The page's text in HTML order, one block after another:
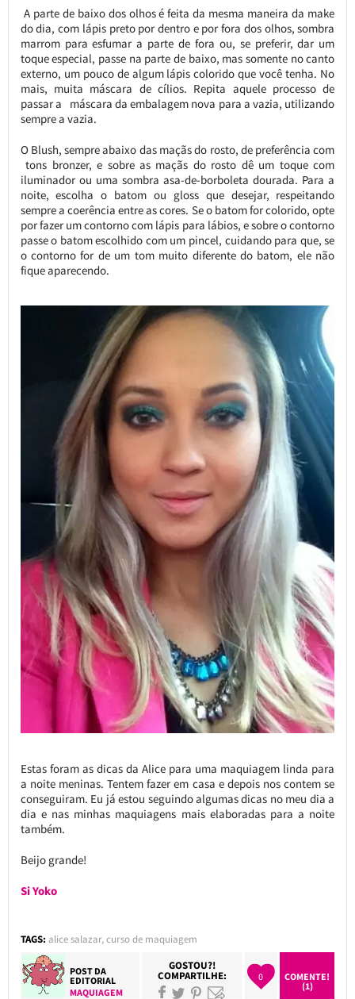
A parte de baixo dos olhos é feita da mesma maneira da make
do dia, com lápis preto por dentro e por fora dos olhos, sombra
marrom para esfumar a parte de fora ou, se preferir, dar um
toque especial, passe na parte de baixo, mas somente no canto
externo, um pouco de algum lápis colorido que você tenha. No
mais, muita máscara de cílios. Repita aquele processo de
passar a máscara da embalagem nova para a vazia, utilizando
sempre a vazia.
O Blush, sempre abaixo das maçãs do rosto, de preferência com
tons bronzer, e sobre as maçãs do rosto dê um toque com
iluminador ou uma sombra asa-de-borboleta dourada. Para a
noite, escolha o batom ou gloss que desejar, respeitando
sempre a coerência entre as cores. Se o batom for colorido, opte
por fazer um contorno com lápis para lábios, e sobre o contorno
passe o batom escolhido com um pincel, cuidando para que, se
o contorno for de um tom muito diferente do batom, ele não
fique aparecendo.
Estas foram as dicas da Alice para uma maquiagem linda para
a noite meninas. Tentem fazer em casa e depois nos contem se
conseguiram. Eu já estou seguindo algumas dicas no meu dia a
dia e nas minhas maquiagens mais elaboradas para a noite
também.
Beijo grande!
Si Yoko
TAGS: alice salazar,curso de maquiagem
POST DA
EDITORIAL
MAQUIAGEM
GOSTOU?!
COMPARTILHE: 0
COMENTE!
(1)